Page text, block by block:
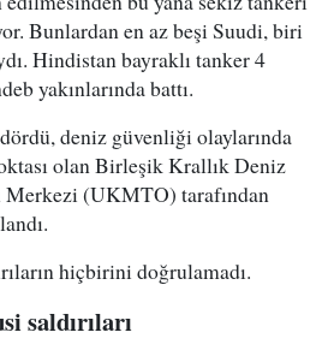
Bunlardan en az beşi Suudi, biri
Hindistan bayraklı tanker 4
yakınlarında battı.
deniz güvenliği olaylarında
olan Birleşik Krallık Deniz
Merkezi (UKMTO) tarafından
hiçbirini doğrulamadı.
saldırıları